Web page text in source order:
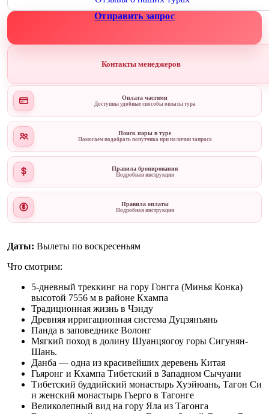
Отправить запрос
Контакты менеджеров
Оплата частями
Доступны удобные способы оплаты тура
Поиск пары в туре
Помогаем подобрать попутчика при наличии запроса
Правила бронирования
Подробная инструкция
Правила оплаты
Подробная инструкция
Даты: Вылеты по воскресеньям
Что смотрим:
5-дневный треккинг на гору Гонгга (Минья Конка)
высотой 7556 м в районе Кхампа
Традиционная жизнь в Чэнду
Древняя ирригационная система Дуцзянъянь
Панда в заповеднике Волонг
Мягкий поход в долину Шуанцяогоу горы Сигунян-
Шань.
Данба — одна из красивейших деревень Китая
Гьяронг и Кхампа Тибетский в Западном Сычуани
Тибетский буддийский монастырь Хуэйюань, Тагон Си
и женский монастырь Гьерго в Тагонге
Великолепный вид на гору Яла из Тагонга